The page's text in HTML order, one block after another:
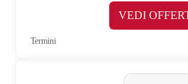
VEDI
Termini